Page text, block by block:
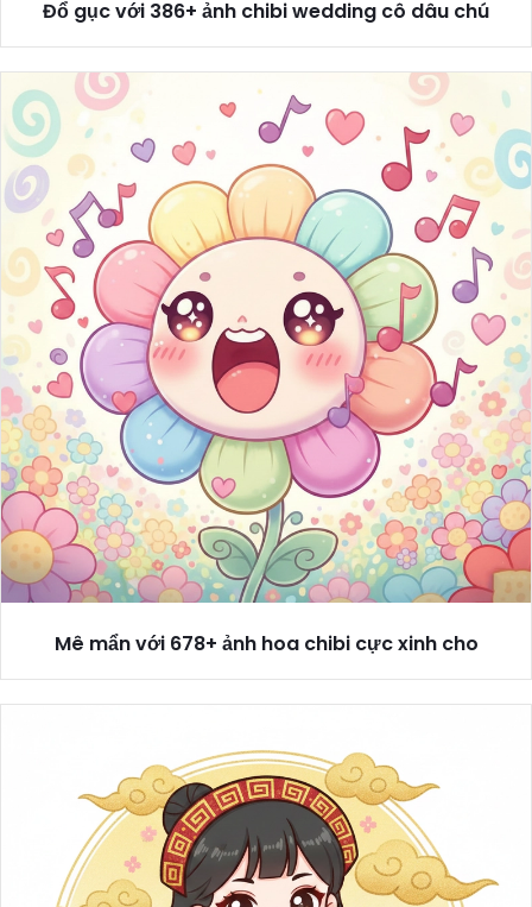
Đổ gục với 386+ ảnh chibi wedding cô dâu chú
Mê mẩn với 678+ ảnh hoa chibi cực xinh cho